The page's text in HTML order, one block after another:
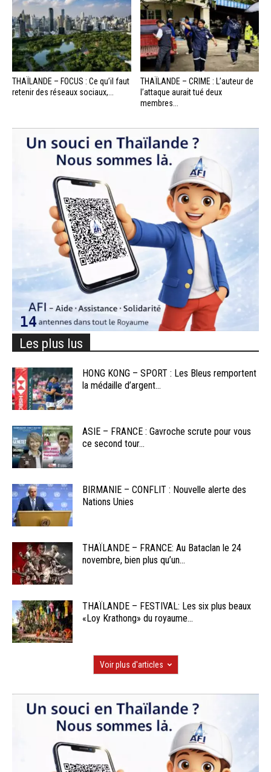
THAÏLANDE – FOCUS : Ce qu’il faut
retenir des réseaux sociaux,...
THAÏLANDE – CRIME : L’auteur de
l’attaque aurait tué deux
membres...
Les plus lus
HONG KONG – SPORT : Les Bleus remportent
la médaille d’argent...
ASIE – FRANCE : Gavroche scrute pour vous
ce second tour...
BIRMANIE – CONFLIT : Nouvelle alerte des
Nations Unies
THAÏLANDE – FRANCE: Au Bataclan le 24
novembre, bien plus qu’un...
THAÏLANDE – FESTIVAL: Les six plus beaux
«Loy Krathong» du royaume...
Voir plus d'articles